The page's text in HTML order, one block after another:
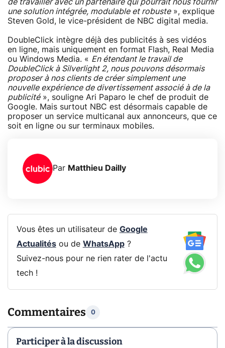
de travailler avec un partenaire qui pourrait nous fournir
une solution intégrée, modulable et robuste», explique
Steven Gold, le vice-président de NBC digital media.
DoubleClick intègre déjà des publicités à ses vidéos
en ligne, mais uniquement en format Flash, Real Media
ou Windows Media. « En étendant le travail de
DoubleClick à Silverlight 2, nous pouvons désormais
proposer à nos clients de créer simplement une
nouvelle expérience de divertissement associé à de la
publicité», souligne Ari Paparo le chef de produit de
Google. Mais surtout NBC est désormais capable de
proposer un service multicanal aux annonceurs, que ce
soit en ligne ou sur terminaux mobiles.
Par Matthieu Dailly
Vous êtes un utilisateur de Google
Actualitésou de WhatsApp?
Suivez-nous pour ne rien rater de l'actu
tech !
Commentaires 0
Participer à la discussion